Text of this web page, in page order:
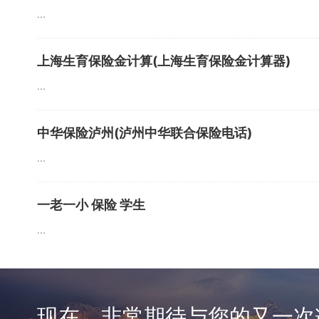
...
上海生育保险金计算(上海生育保险金计算器)
...
中华保险泸州(泸州中华联合保险电话)
...
一老一小 保险 学生
...